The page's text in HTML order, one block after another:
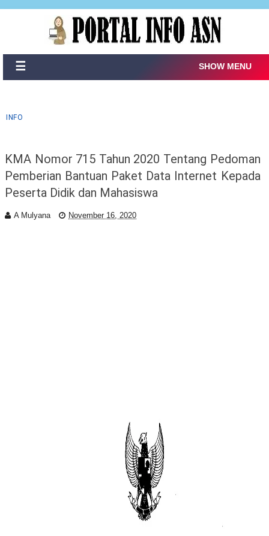
☰ SHOW MENU
INFO
KMA Nomor 715 Tahun 2020 Tentang Pedoman
Pemberian Bantuan Paket Data Internet Kepada
Peserta Didik dan Mahasiswa
A Mulyana November 16, 2020